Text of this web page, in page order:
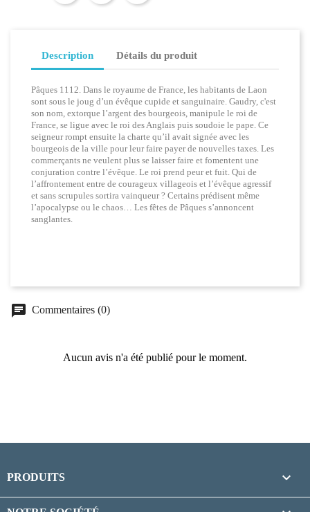
Description Détails du produit
Pâques 1112. Dans le royaume de France, les habitants de Laon
sont sous le joug d’un évêque cupide et sanguinaire. Gaudry, c'est
son nom, extorque l’argent des bourgeois, manipule le roi de
France, se ligue avec le roi des Anglais puis soudoie le pape. Ce
seigneur rompt ensuite la charte qu’il avait signée avec les
bourgeois de la ville pour leur faire payer de nouvelles taxes. Les
commerçants ne veulent plus se laisser faire et fomentent une
conjuration contre l’évêque. Le roi prend peur et fuit. Qui de
l’affrontement entre de courageux villageois et l’évêque agressif
et sans scrupules sortira vainqueur ? Certains prédisent même
l’apocalypse ou le chaos… Les fêtes de Pâques s’annoncent
sanglantes.
chat Commentaires (0)
Aucun avis n'a été publié pour le moment.
PRODUITS 